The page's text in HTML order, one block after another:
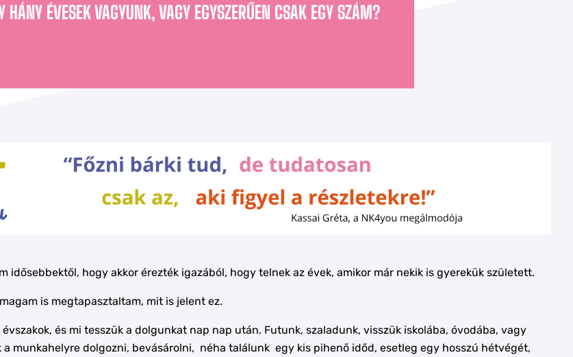
ÉVESEK VAGYUNK, VAGY EGYSZERŰEN CSAK EGY SZÁM?
idősebbektől, hogy akkor érezték igazából, hogy telnek az évek, amikor már nekik is gyerekük született.
is megtapasztaltam, mit is jelent ez.
és mi tesszük a dolgunkat nap nap után. Futunk, szaladunk, visszük iskolába, óvodába, vagy
munkahelyre dolgozni, bevásárolni, néha találunk egy kis pihenő időd, esetleg egy hosszú hétvégét,